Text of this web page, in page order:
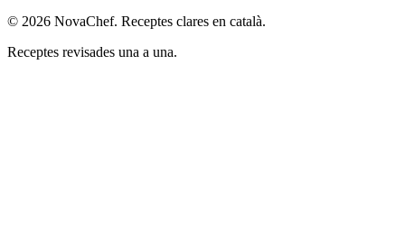
© 2026 NovaChef. Receptes clares en català.
Receptes revisades una a una.